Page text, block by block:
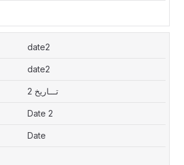
date2
date2
تـــاريخ 2
Date 2
Date